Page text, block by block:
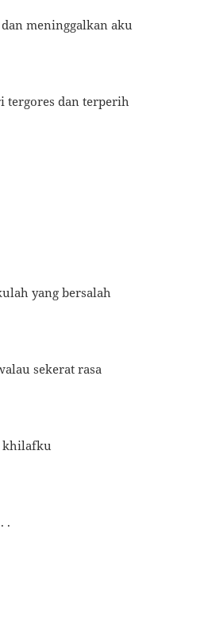
meninggalkan aku
tergores dan terperih
yang bersalah
sekerat rasa
khilafku
.